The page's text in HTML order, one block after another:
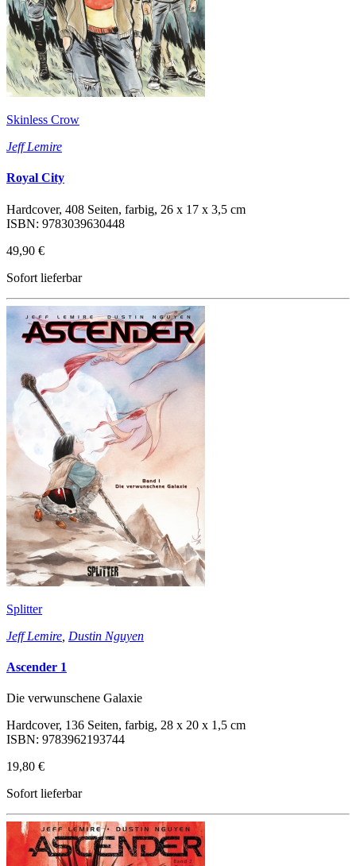
Skinless Crow
Jeff Lemire
Royal City
Hardcover, 408 Seiten, farbig, 26 x 17 x 3,5 cm
ISBN: 9783039630448
49,90 €
Sofort lieferbar
Splitter
Jeff Lemire Dustin Nguyen
Ascender 1
Die verwunschene Galaxie
Hardcover, 136 Seiten, farbig, 28 x 20 x 1,5 cm
ISBN: 9783962193744
19,80 €
Sofort lieferbar